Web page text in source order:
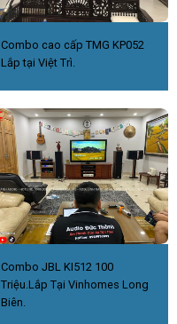
Combo cao cấp TMG KP052
Lắp tại Việt Trì.
Combo JBL KI512 100
Triệu.Lắp Tại Vinhomes Long
Biên.